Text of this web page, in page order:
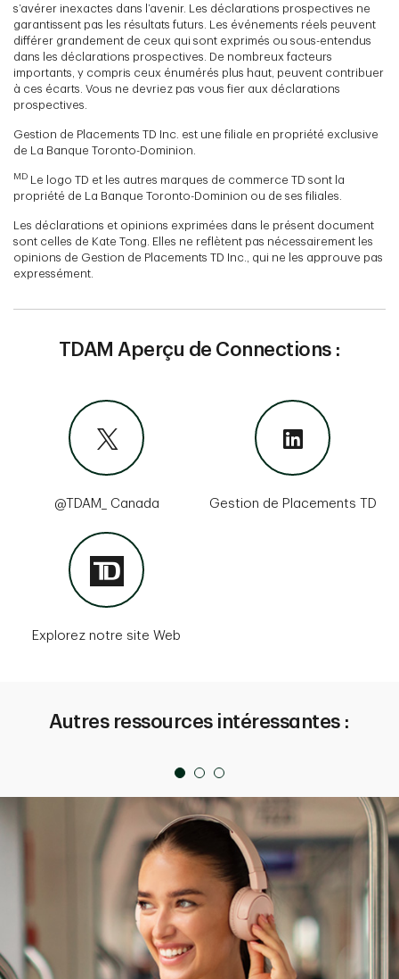
s’avérer inexactes dans l’avenir. Les déclarations prospectives ne
garantissent pas les résultats futurs. Les événements réels peuvent
différer grandement de ceux qui sont exprimés ou sous-entendus
dans les déclarations prospectives. De nombreux facteurs
importants, y compris ceux énumérés plus haut, peuvent contribuer
à ces écarts. Vous ne devriez pas vous fier aux déclarations
prospectives.
Gestion de Placements TD Inc. est une filiale en propriété exclusive
de La Banque Toronto-Dominion.
MD
Le logo TD et les autres marques de commerce TD sont la
propriété de La Banque Toronto-Dominion ou de ses filiales.
Les déclarations et opinions exprimées dans le présent document
sont celles de Kate Tong. Elles ne reflètent pas nécessairement les
opinions de Gestion de Placements TD Inc., qui ne les approuve pas
expressément.
TDAM Aperçu de Connections :
@TDAM_ Canada Gestion de Placements TD
Explorez notre site Web
Autres ressources intéressantes :